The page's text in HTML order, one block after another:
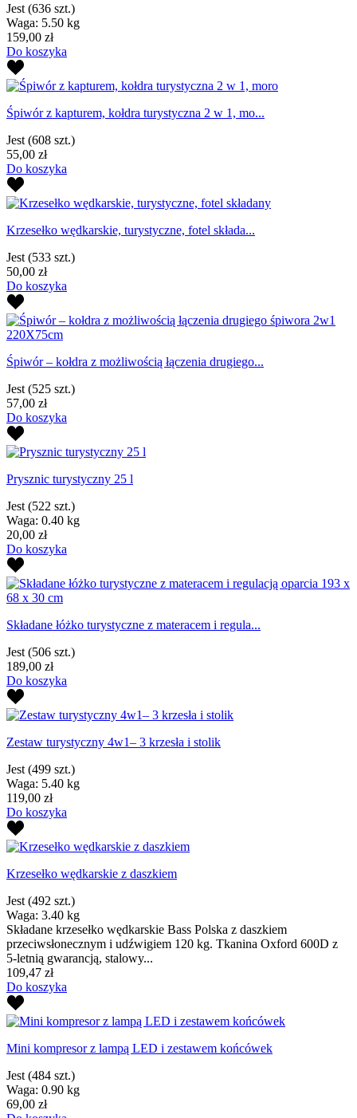
Jest (636 szt.)
Waga: 5.50 kg
159,00 zł
Do koszyka
Śpiwór z kapturem, kołdra turystyczna 2 w 1, mo...
Jest (608 szt.)
55,00 zł
Do koszyka
Krzesełko wędkarskie, turystyczne, fotel składa...
Jest (533 szt.)
50,00 zł
Do koszyka
Śpiwór – kołdra z możliwością łączenia drugiego...
Jest (525 szt.)
57,00 zł
Do koszyka
Prysznic turystyczny 25 l
Jest (522 szt.)
Waga: 0.40 kg
20,00 zł
Do koszyka
Składane łóżko turystyczne z materacem i regula...
Jest (506 szt.)
189,00 zł
Do koszyka
Zestaw turystyczny 4w1– 3 krzesła i stolik
Jest (499 szt.)
Waga: 5.40 kg
119,00 zł
Do koszyka
Krzesełko wędkarskie z daszkiem
Jest (492 szt.)
Waga: 3.40 kg
Składane krzesełko wędkarskie Bass Polska z daszkiem
przeciwsłonecznym i udźwigiem 120 kg. Tkanina Oxford 600D z
5-letnią gwarancją, stalowy...
109,47 zł
Do koszyka
Mini kompresor z lampą LED i zestawem końcówek
Jest (484 szt.)
Waga: 0.90 kg
69,00 zł